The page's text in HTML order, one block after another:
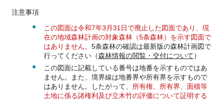
注意事項
この図面は令和7年3月31日で廃止した図面であり、現
在の地域森林計画の対象森林（5条森林）を示す図面で
はありません。 5条森林の確認は最新版の森林計画図で
行ってください（森林情報の閲覧・交付について）
この図面に記載している番号は地番を示すものではあ
ません。また、境界線は地番界や所有界を示すもので
はありません。したがって、 所有権、所有界、面積等
土地に係る諸権利及び立木竹の評価について証明する